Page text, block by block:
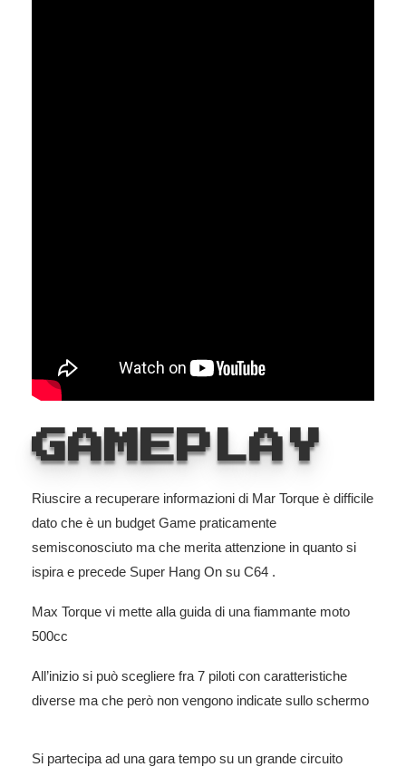
GAMEPLAY
Riuscire a recuperare informazioni di Mar Torque è difficile
dato che è un budget Game praticamente
semisconosciuto ma che merita attenzione in quanto si
ispira e precede Super Hang On su C64 .
Max Torque vi mette alla guida di una fiammante moto
500cc
All’inizio si può scegliere fra 7 piloti con caratteristiche
diverse ma che però non vengono indicate sullo schermo
Si partecipa ad una gara tempo su un grande circuito